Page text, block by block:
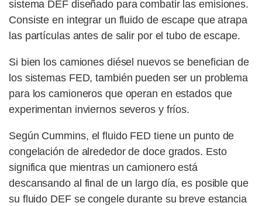
sistema DEF diseñado para combatir las emisiones.
Consiste en integrar un fluido de escape que atrapa
las partículas antes de salir por el tubo de escape.
Si bien los camiones diésel nuevos se benefician de
los sistemas FED, también pueden ser un problema
para los camioneros que operan en estados que
experimentan inviernos severos y fríos.
Según Cummins, el fluido FED tiene un punto de
congelación de alrededor de doce grados. Esto
significa que mientras un camionero está
descansando al final de un largo día, es posible que
su fluido DEF se congele durante su breve estancia